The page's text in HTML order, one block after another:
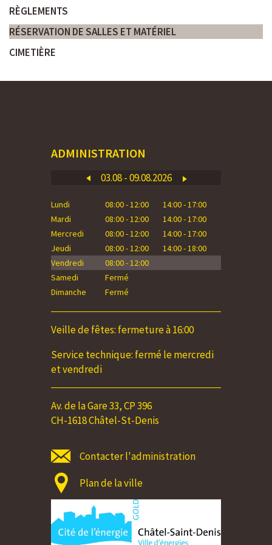
RÈGLEMENTS
RÉSERVATION DE SALLES ET MATÉRIEL
CIMETIÈRE
ADMINISTRATION
03.08 - 09.08.2026
Lundi 08:00 - 12:00
14:00 - 17:00
Mardi
08:00 - 12:00
14:00 - 17:00
Mercredi
08:00 - 12:00
14:00 - 17:00
Jeudi
08:00 - 12:00
14:00 - 18:00
Vendredi
08:00 - 12:00
Samedi
Fermé
Dimanche
Fermé
Veille de fêtes: fermeture à 16:00
Service technique: fermé le mercredi
et vendredi
Av. de la Gare 33, CP 396
CH-1618 Châtel-St-Denis
Contacter l'administration
Plan de la ville